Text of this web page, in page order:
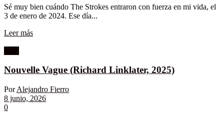
Sé muy bien cuándo The Strokes entraron con fuerza en mi vida, el
3 de enero de 2024. Ese día...
Leer más
Nouvelle Vague (Richard Linklater, 2025)
Por Alejandro Fierro
8 junio, 2026
0